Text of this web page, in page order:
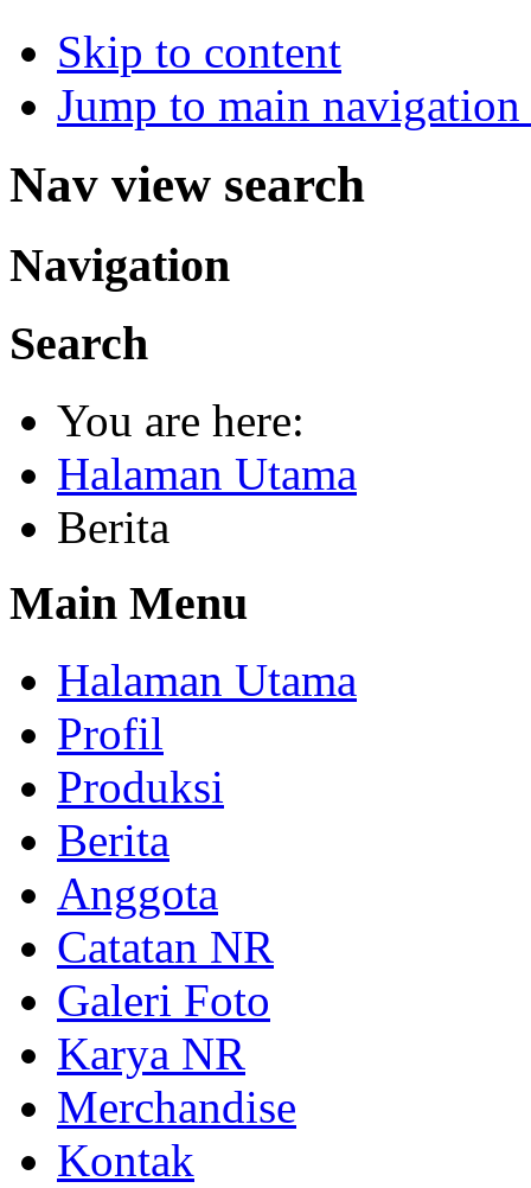
Skip to content
Jump to main
Nav view search
Navigation
Search
You are here:
Halaman Utama
Berita
Main Menu
Halaman Utama
Profil
Produksi
Berita
Anggota
Catatan NR
Galeri Foto
Karya NR
Merchandise
Kontak